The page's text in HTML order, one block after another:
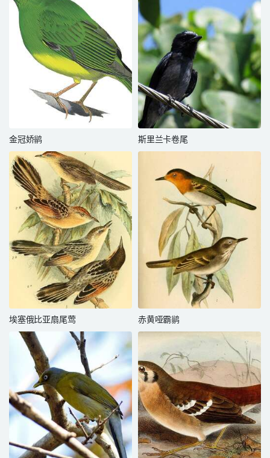
金冠娇鹟 斯里兰卡卷尾
埃塞俄比亚扇尾莺 赤黄哑霸鹟